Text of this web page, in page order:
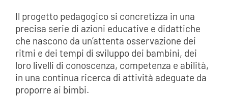
Il progetto pedagogico si concretizza in una
precisa serie di azioni educative e didattiche
che nascono da un’attenta osservazione dei
ritmi e dei tempi di sviluppo dei bambini, dei
loro livelli di conoscenza, competenza e abilità,
in una continua ricerca di attività adeguate da
proporre ai bimbi.